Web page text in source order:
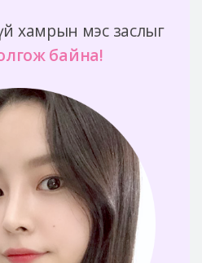
хамрын мэс заслыг
байна!